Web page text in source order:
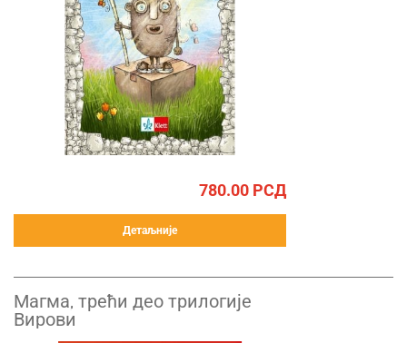
780.00 РСД
Детаљније
Магма, трећи део трилогије
Вирови